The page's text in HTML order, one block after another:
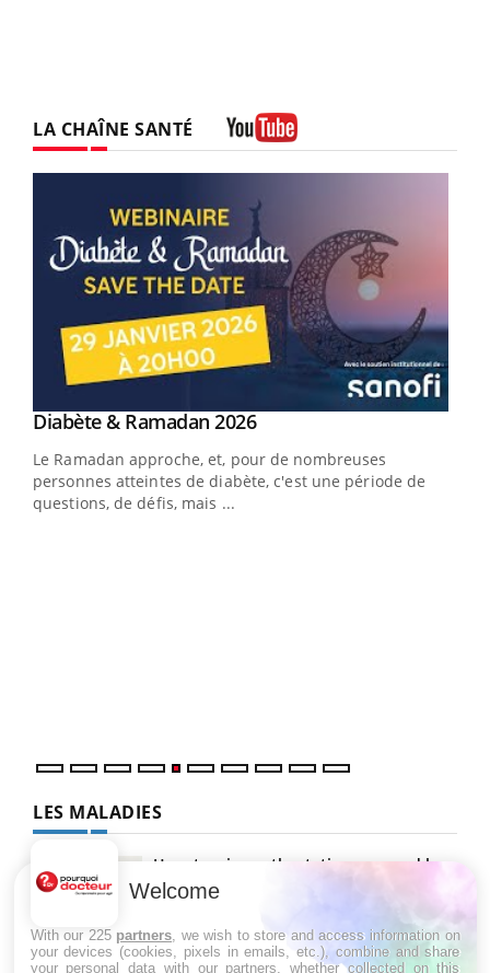
LA CHAÎNE SANTÉ
Youtube
Diabète & Ramadan 2026Youtube
Le Ramadan approche, et, pour de nombreuses
personnes atteintes de diabète, c'est une période de
questions, de défis, mais ...
LES MALADIES
Hypotension orthostatique : quand la
pression artérielle chute au lever
Drépanocytose : une déformation des
Welcome
With our 225 partners , we wish to store and access information on
your devices (cookies, pixels in emails, etc.), combine and share
your personal data with our partners, whether collected on this